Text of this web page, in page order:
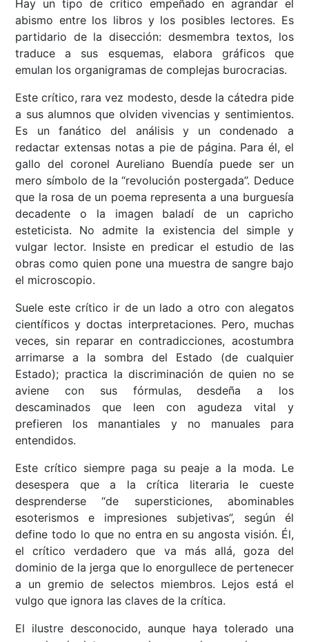
Hay un tipo de crítico empeñado en agrandar el
abismo entre los libros y los posibles lectores. Es
partidario de la disección: desmembra textos, los
traduce a sus esquemas, elabora gráficos que
emulan los organigramas de complejas burocracias.
Este crítico, rara vez modesto, desde la cátedra pide
a sus alumnos que olviden vivencias y sentimientos.
Es un fanático del análisis y un condenado a
redactar extensas notas a pie de página. Para él, el
gallo del coronel Aureliano Buendía puede ser un
mero símbolo de la “revolución postergada”. Deduce
que la rosa de un poema representa a una burguesía
decadente o la imagen baladí de un capricho
esteticista. No admite la existencia del simple y
vulgar lector. Insiste en predicar el estudio de las
obras como quien pone una muestra de sangre bajo
el microscopio.
Suele este crítico ir de un lado a otro con alegatos
científicos y doctas interpretaciones. Pero, muchas
veces, sin reparar en contradicciones, acostumbra
arrimarse a la sombra del Estado (de cualquier
Estado); practica la discriminación de quien no se
aviene con sus fórmulas, desdeña a los
descaminados que leen con agudeza vital y
prefieren los manantiales y no manuales para
entendidos.
Este crítico siempre paga su peaje a la moda. Le
desespera que a la crítica literaria le cueste
desprenderse “de supersticiones, abominables
esoterismos e impresiones subjetivas”, según él
define todo lo que no entra en su angosta visión. Él,
el crítico verdadero que va más allá, goza del
dominio de la jerga que lo enorgullece de pertenecer
a un gremio de selectos miembros. Lejos está el
vulgo que ignora las claves de la crítica.
El ilustre desconocido, aunque haya tolerado una